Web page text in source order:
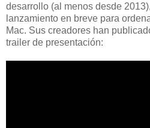
desarrollo (al menos desde
lanzamiento en breve para
Mac. Sus creadores han
trailer de presentación: